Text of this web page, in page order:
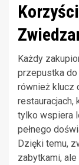
Każdy
przepustka do
również klucz
restauracjach,
tylko wspiera
pełnego
Dzięki temu,
zabytkami,